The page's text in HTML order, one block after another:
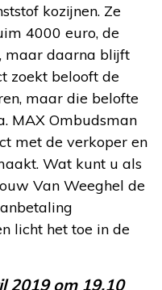
kozijnen. Ze
4000 euro, de
maar daarna blijft
zoekt belooft de
maar die belofte
MAX Ombudsman
met de verkoper en
Wat kunt u als
Van Weeghel de
licht het toe in de
2019 om 19.10